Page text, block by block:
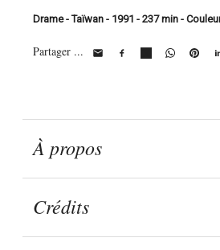
Drame - Taïwan - 1991 - 237 min -
Partager ...
À propos
Crédits